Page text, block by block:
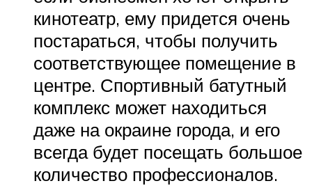
кинотеатр, ему придется очень
постараться, чтобы получить
соответствующее помещение в
центре. Спортивный батутный
комплекс может находиться
даже на окраине города, и его
всегда будет посещать большое
количество профессионалов.